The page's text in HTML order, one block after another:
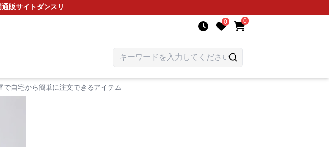
通販サイトダンスリ
0 0
自宅から簡単に注文できるアイテム